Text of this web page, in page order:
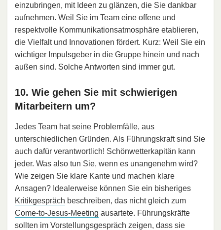
einzubringen, mit Ideen zu glänzen, die Sie dankbar
aufnehmen. Weil Sie im Team eine offene und
respektvolle Kommunikationsatmosphäre etablieren,
die Vielfalt und Innovationen fördert. Kurz: Weil Sie ein
wichtiger Impulsgeber in die Gruppe hinein und nach
außen sind. Solche Antworten sind immer gut.
10. Wie gehen Sie mit schwierigen
Mitarbeitern um?
Jedes Team hat seine Problemfälle, aus
unterschiedlichen Gründen. Als Führungskraft sind Sie
auch dafür verantwortlich! Schönwetterkapitän kann
jeder. Was also tun Sie, wenn es unangenehm wird?
Wie zeigen Sie klare Kante und machen klare
Ansagen? Idealerweise können Sie ein bisheriges
Kritikgespräch beschreiben, das nicht gleich zum
Come-to-Jesus-Meeting ausartete. Führungskräfte
sollten im Vorstellungsgespräch zeigen, dass sie